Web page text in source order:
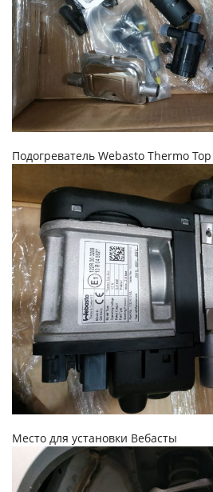
Подогреватель Webasto Thermo Top
Место для установки Вебасты